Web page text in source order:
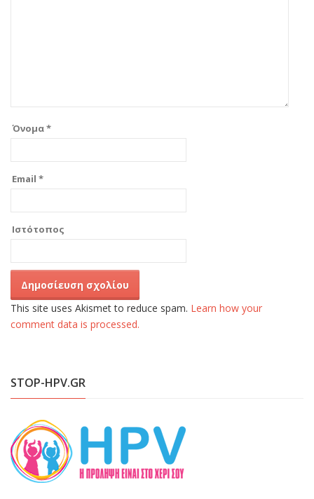
Όνομα*
Email *
Ιστότοπος
This site uses Akismet to reduce spam. Learn how your
comment data is processed.
STOP-HPV.GR